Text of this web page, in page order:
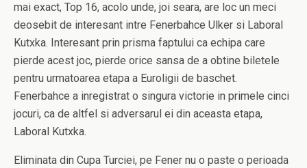
mai exact, Top 16, acolo unde, joi seara, are loc un meci
deosebit de interesant intre Fenerbahce Ulker si Laboral
Kutxka. Interesant prin prisma faptului ca echipa care
pierde acest joc, pierde orice sansa de a obtine biletele
pentru urmatoarea etapa a Euroligii de baschet.
Fenerbahce a inregistrat o singura victorie in primele cinci
jocuri, ca de altfel si adversarul ei din aceasta etapa,
Laboral Kutxka.
Eliminata din Cupa Turciei, pe Fener nu o paste o perioada